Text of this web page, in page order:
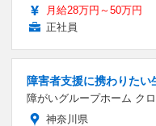
月給28万円～50万円
正社員
障害者支援に携わりたい
障がいグループホーム ク
神奈川県